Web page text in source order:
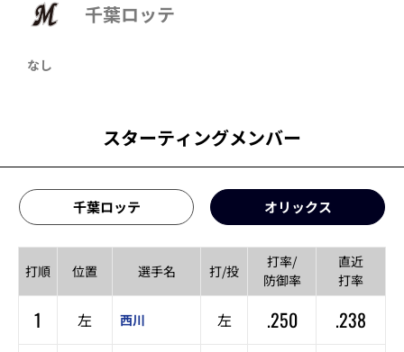
千葉ロッテ
なし
スターティングメンバー
千葉ロッテ オリックス
打順 位置 選手名 打/投
打率/
防御率
直近
打率
1 左 西川 左 .250
.238